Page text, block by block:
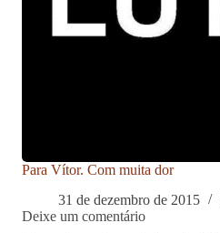
Para Vítor. Com muita dor
31 de dezembro de 2015
Deixe um comentário